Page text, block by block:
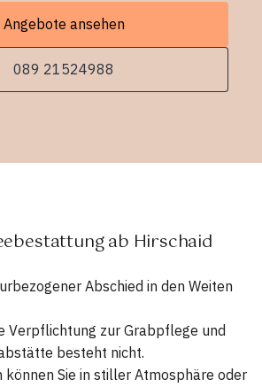
Angebote ansehen
089 21524988
ab Hirschaid
Abschied in den Weiten
Verpflichtung zur Grabpflege und
besteht nicht.
können Sie in stiller Atmosphäre oder